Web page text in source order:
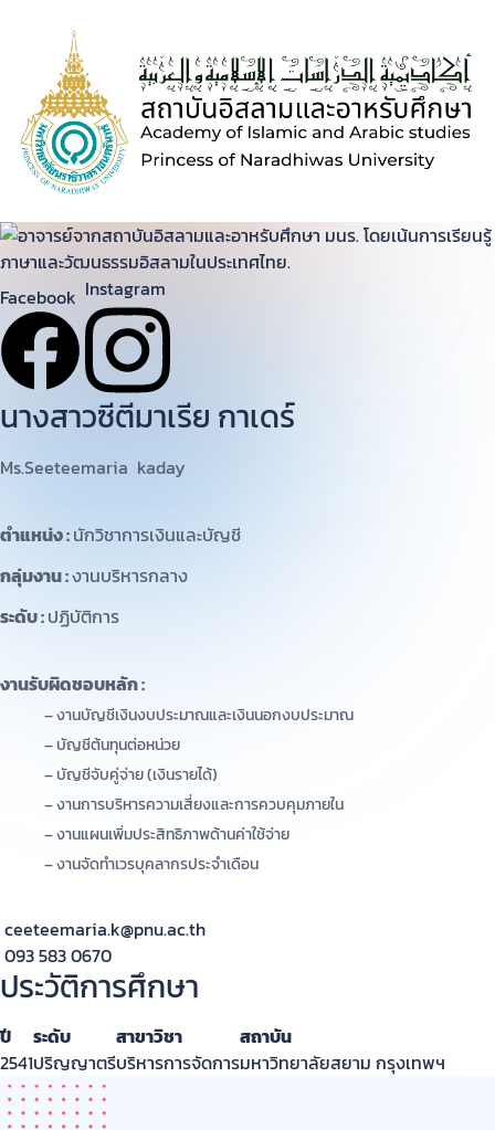
n
e
n
t
Facebook Instagram
นางสาวซีตีมาเรีย กาเดร์
Ms.Seeteemaria kaday
ตำแหน่ง :นักวิชาการเงินและบัญชี
กลุ่มงาน :งานบริหารกลาง
ระดับ :ปฏิบัติการ
งานรับผิดชอบหลัก :
– งานบัญชีเงินงบประมาณและเงินนอกงบประมาณ
– บัญชีต้นทุนต่อหน่วย
– บัญชีจับคู่จ่าย (เงินรายได้)
– งานการบริหารความเสี่ยงและการควบคุมภายใน
– งานแผนเพิ่มประสิทธิภาพด้านค่าใช้จ่าย
– งานจัดทำเวรบุคลากรประจำเดือน
ceeteemaria.k@pnu.ac.th
093 583 0670
ประวัติการศึกษา
ปี ระดับ สาขาวิชา
สถาบัน
2541ปริญญาตรีบริหารการจัดการมหาวิทยาลัยสยาม กรุงเทพฯ